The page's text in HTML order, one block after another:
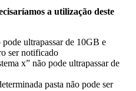
a utilização deste
ultrapassar de 10GB e
ser notificado
x” não pode ultrapassar de
pasta não pode ser